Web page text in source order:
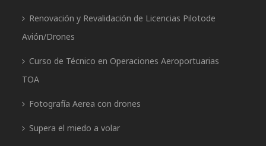
Renovación y Revalidación de Licencias Pilotode
Avión/Drones
Curso de Técnico en Operaciones Aeroportuarias
TOA
Fotografía Aerea con drones
Supera el miedo a volar